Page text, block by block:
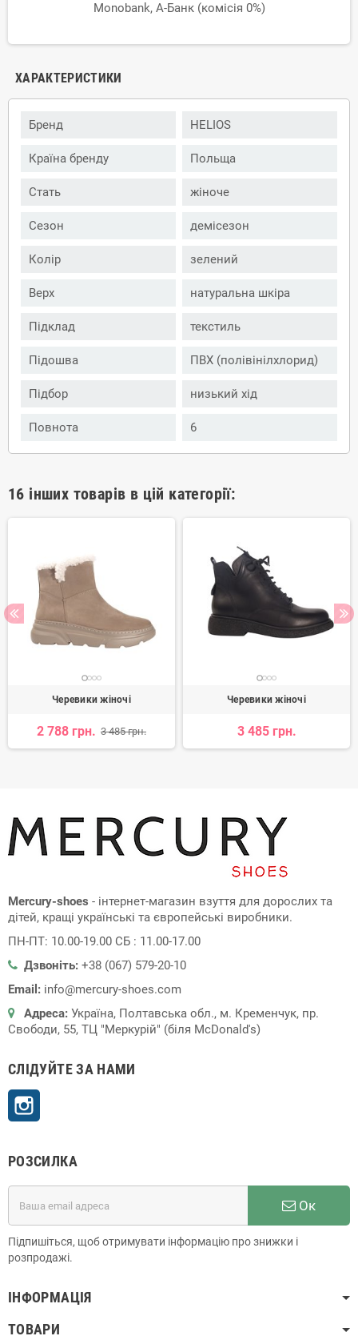
Monobank, А-Банк (комісія 0%)
ХАРАКТЕРИСТИКИ
Бренд HELIOS
Країна бренду Польща
Стать жіноче
Сезон демісезон
Колір зелений
Верх натуральна шкіра
Підклад текстиль
Підошва ПВХ (полівінілхлорид)
Підбор низький хід
Повнота 6
16 інших товарів в цій категорії:
Черевики жіночі
2 788 грн. 3 485 грн.
Черевики жіночі
3 485 грн.
Mercury-shoes - інтернет-магазин взуття для дорослих та
дітей, кращі українські та європейські виробники.
ПН-ПТ: 10.00-19.00 СБ : 11.00-17.00
Дзвоніть: +38 (067) 579-20-10
Email: info@mercury-shoes.com
Адреса: Україна, Полтавська обл., м. Кременчук, пр.
Свободи, 55, ТЦ "Меркурій" (біля McDonald's)
СЛІДУЙТЕ ЗА НАМИ
РОЗСИЛКА
Ок
Підпишіться, щоб отримувати інформацію про знижки і
розпродажі.
ІНФОРМАЦІЯ
ТОВАРИ